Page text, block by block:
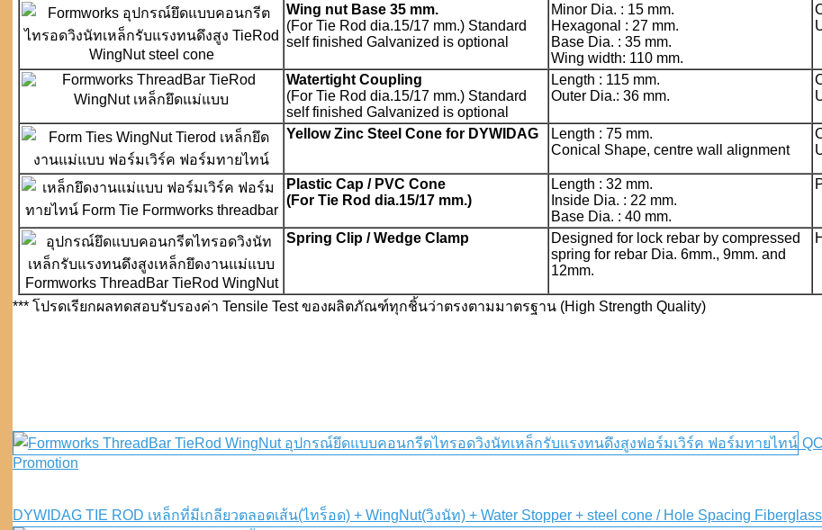
Wing nut Base 35 mm.
(For Tie Rod dia.15/17 mm.) Standard
self finished Galvanized is optional
Minor Dia. : 15 mm.
Hexagonal : 27 mm.
Base Dia. : 35 mm.
Wing width: 110 mm.
Watertight Coupling
(For Tie Rod dia.15/17 mm.) Standard
self finished Galvanized is optional
Length : 115 mm.
Outer Dia.: 36 mm.
Yellow Zinc Steel Cone for DYWIDAG
Length : 75 mm.
Conical Shape, centre wall alignment
Plastic Cap / PVC Cone
(For Tie Rod dia.15/17 mm.)
Length : 32 mm.
Inside Dia. : 22 mm.
Base Dia. : 40 mm.
Spring Clip / Wedge Clamp
Designed for lock rebar by compressed
spring for rebar Dia. 6mm., 9mm. and
12mm.
*** โปรดเรียกผลทดสอบรับรองค่า Tensile Test ของผลิตภัณฑ์ทุกชิ้นว่าตรงตามมาตรฐาน (High Strength Quality)
Promotion
DYWIDAG TIE ROD เหล็กที่มีเกลียวตลอดเส้น(ไทร็อด) + WingNut(วิงนัท) + Water Stopper + steel cone / Hole Spacing